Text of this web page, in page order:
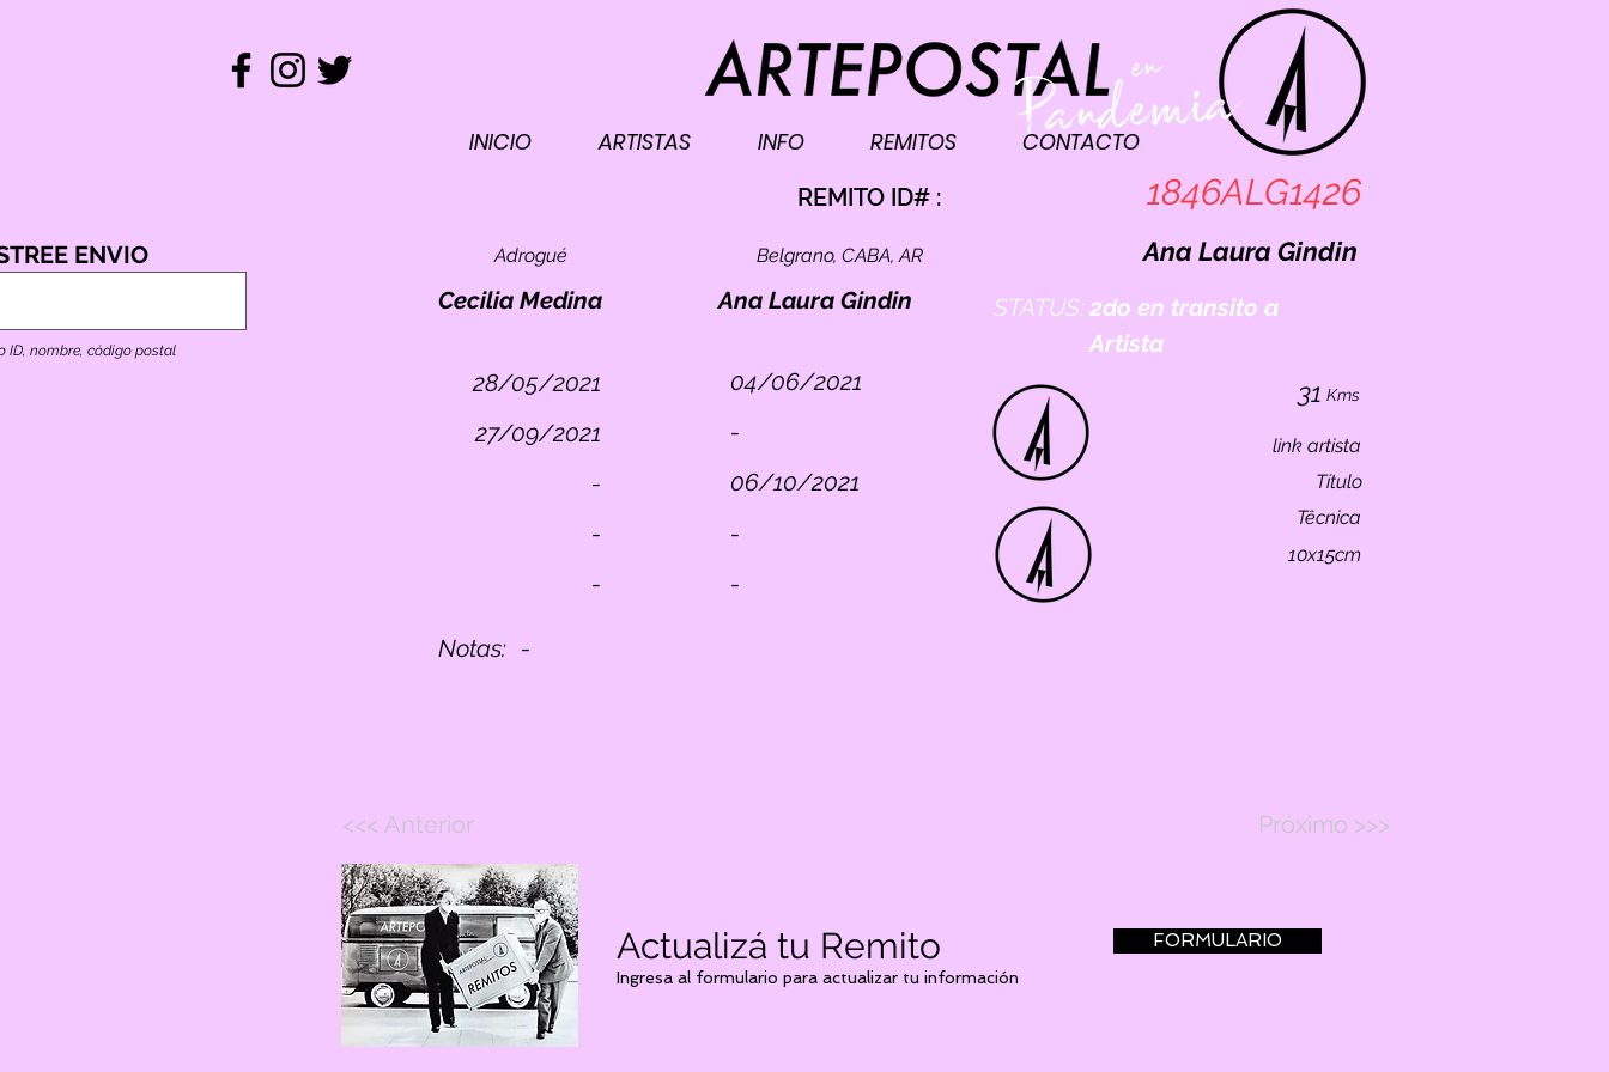
INICIO ARTISTAS INFO REMITOS CONTACTO
ENVIO
ID, nombre, código postal
TO
Adrogué Belgrano, CABA, AR
Kms
Notas:
31
REMITO ID# : 1846ALG1426
STATUS: 2do en transito a
Artista
-
Cecilia Medina Ana Laura Gindin
Ana Laura Gindin
<<< Anterior Próximo >>>
link artista
Título
Têcnica
10x15cm
28/05/2021
27/09/2021
-
-
-
04/06/2021
-
06/10/2021
-
-
Actualizá tu Remito FORMULARIO
Ingresa al formulario para actualizar tu información